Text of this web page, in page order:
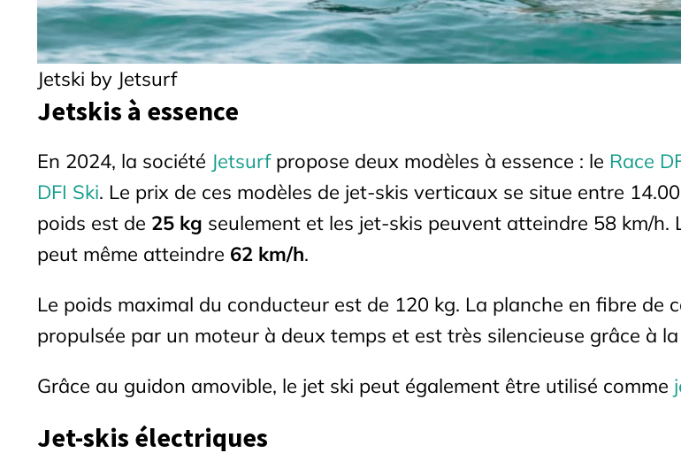
Jetski by Jetsurf
Jetskis à essence
En 2024, la société Jetsurfpropose deux modèles à essence : le Race
DFI Ski. Le prix de ces modèles de jet-skis verticaux se situe entre
poids est de 25 kg seulement et les jet-skis peuvent atteindre 58 km/h.
peut même atteindre 62 km/h.
Le poids maximal du conducteur est de 120 kg. La planche en fibre de
propulsée par un moteur à deux temps et est très silencieuse grâce à
Grâce au guidon amovible, le jet ski peut également être utilisé comme
Jet-skis électriques